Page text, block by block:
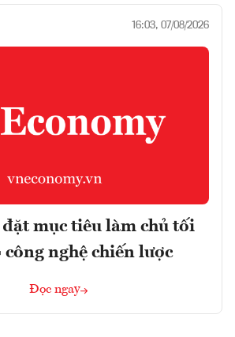
16:03, 07/08/2026
mục tiêu làm chủ tối
nghệ chiến lược
Đọc ngay